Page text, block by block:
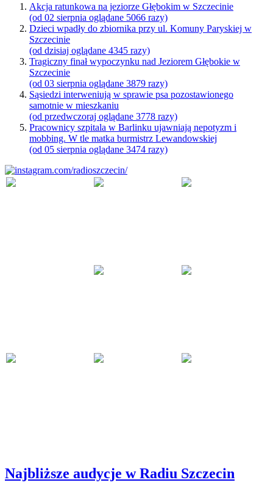
Akcja ratunkowa na jeziorze Głębokim w Szczecinie
(od 02 sierpnia oglądane 5066 razy)
Dzieci wpadły do zbiornika przy ul. Komuny Paryskiej w
Szczecinie
(od dzisiaj oglądane 4345 razy)
Tragiczny finał wypoczynku nad Jeziorem Głębokie w
Szczecinie
(od 03 sierpnia oglądane 3879 razy)
Sąsiedzi interweniują w sprawie psa pozostawionego
samotnie w mieszkaniu
(od przedwczoraj oglądane 3778 razy)
Pracownicy szpitala w Barlinku ujawniają nepotyzm i
mobbing. W tle matka burmistrz Lewandowskiej
(od 05 sierpnia oglądane 3474 razy)
Najbliższe audycje w Radiu Szczecin